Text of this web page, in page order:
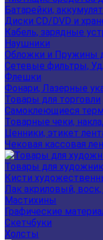
Батарейки,
Диски CD/DVD и
Кабель, зарядные
Наушники
Обложки и Пружины
Сетевые фильтры,
Флешки
Фонари, Лазерные
Товары для торговли
Самоклеющиеся
Товарные чеки,
Ценники, этикет
Чековая кассовая
Товары для
Кисти
Лак акриловый, воск,
Мастихины
Графические
Скетчбуки
Холсты